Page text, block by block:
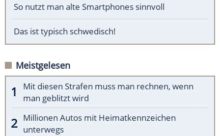
So nutzt man alte Smartphones sinnvoll
Das ist typisch schwedisch!
Meistgelesen
Mit diesen Strafen muss man rechnen, wenn
man geblitzt wird
Millionen Autos mit Heimatkennzeichen
unterwegs